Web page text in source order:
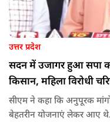
उत्तर प्रदेश
सदन में उजागर हुआ सपा
किसान, महिला विरोधी
सीएम ने कहा कि अनुपूरक
बेहतरीन योजनाएं लेकर आए थे.